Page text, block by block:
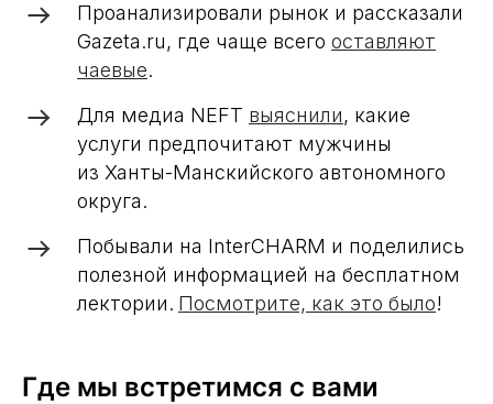
Проанализировали рынок и рассказали
Gazeta.ru, где чаще всего оставляют
чаевые.
Для медиа NEFT выяснили, какие
услуги предпочитают мужчины
из Ханты-Манскийского автономного
округа.
Побывали на InterCHARM и поделились
полезной информацией на бесплатном
лектории. Посмотрите, как это было!
Где мы встретимся с вами